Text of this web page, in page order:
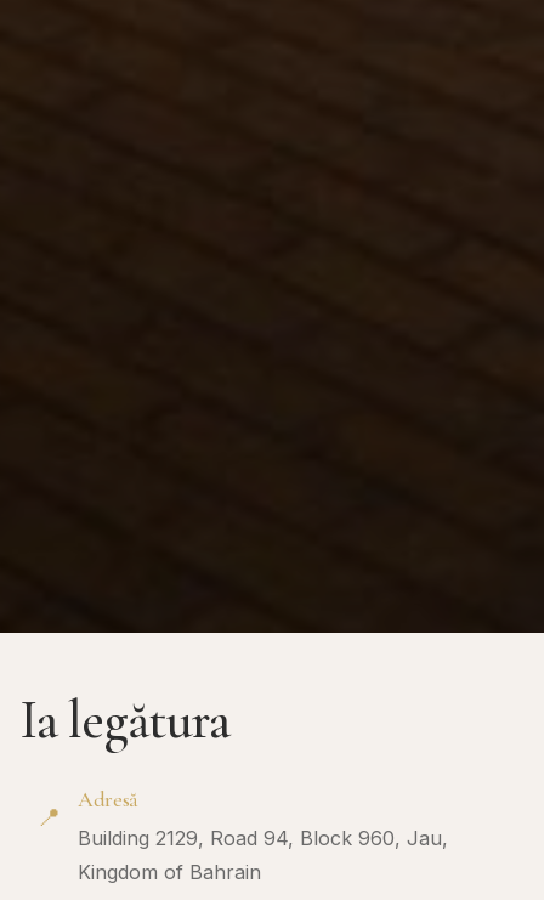
Ia legătura
📍
Adresă
Building 2129, Road 94, Block 960, Jau,
Kingdom of Bahrain